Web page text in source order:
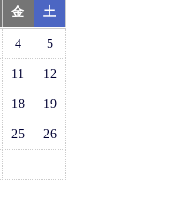
金 土
4 5
11 12
18 19
25 26